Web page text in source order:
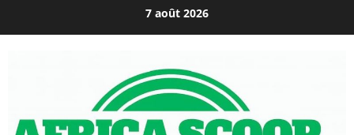
7 août 2026